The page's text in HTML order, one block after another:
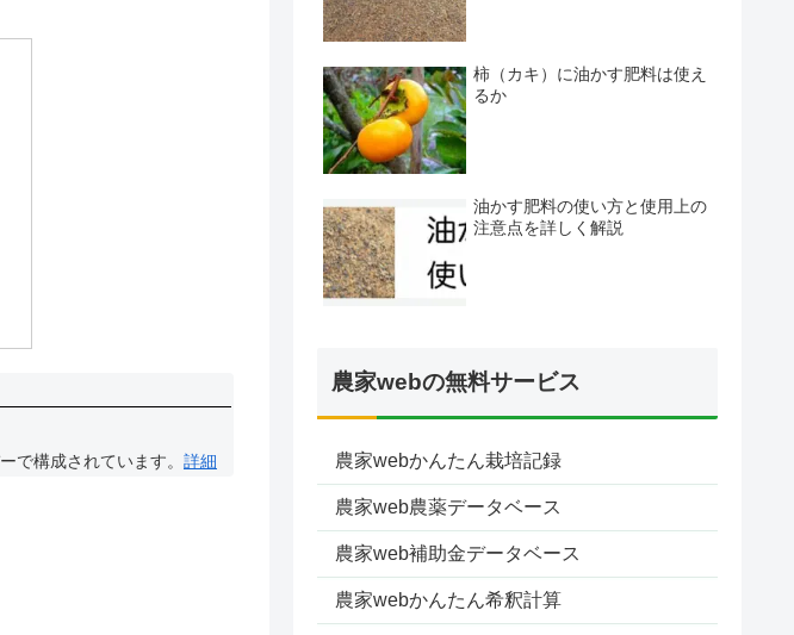
で構成されています。 詳細
柿（カキ）に油かす肥料は使え
るか
油かす肥料の使い方と使用上の
注意点を詳しく解説
農家webの無料サービス
農家webかんたん栽培記録
農家web農薬データベース
農家web補助金データベース
農家webかんたん希釈計算